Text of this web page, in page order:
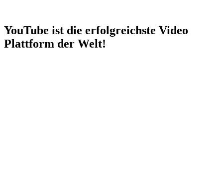
YouTube ist die erfolgreichste Video
Plattform der Welt!